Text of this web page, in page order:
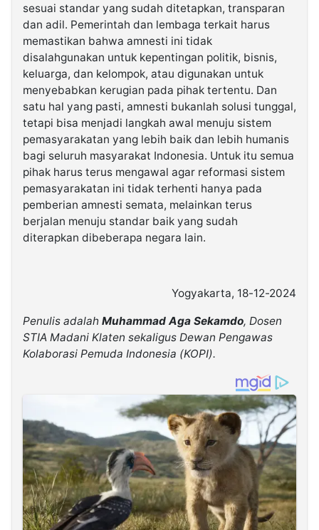
sesuai standar yang sudah ditetapkan, transparan
dan adil. Pemerintah dan lembaga terkait harus
memastikan bahwa amnesti ini tidak
disalahgunakan untuk kepentingan politik, bisnis,
keluarga, dan kelompok, atau digunakan untuk
menyebabkan kerugian pada pihak tertentu. Dan
satu hal yang pasti, amnesti bukanlah solusi tunggal,
tetapi bisa menjadi langkah awal menuju sistem
pemasyarakatan yang lebih baik dan lebih humanis
bagi seluruh masyarakat Indonesia. Untuk itu semua
pihak harus terus mengawal agar reformasi sistem
pemasyarakatan ini tidak terhenti hanya pada
pemberian amnesti semata, melainkan terus
berjalan menuju standar baik yang sudah
diterapkan dibeberapa negara lain.
Yogyakarta, 18-12-2024
Penulis adalah Muhammad Aga Sekamdo, Dosen
STIA Madani Klaten sekaligus Dewan Pengawas
Kolaborasi Pemuda Indonesia (KOPI).